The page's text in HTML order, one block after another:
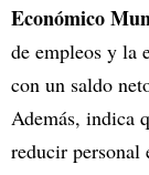
Económico
de empleos y la
con un saldo
Además, indica
reducir personal